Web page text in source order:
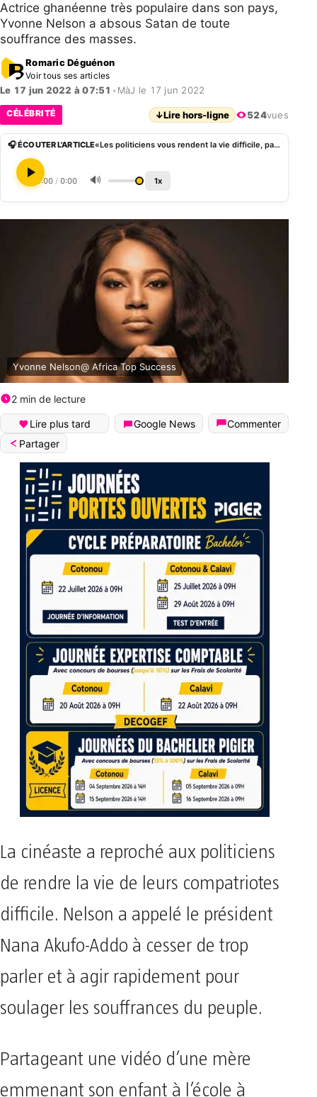
Actrice ghanéenne très populaire dans son pays,
Yvonne Nelson a absous Satan de toute
souffrance des masses.
Romaric Déguénon
Voir tous ses articles
Le 17 jun 2022 à 07:51 • MàJ le 17 jun 2022
CÉLÉBRITÉ ↓Lire hors-ligne 524vues
🎧 ÉCOUTER L'ARTICLE «Les politiciens vous rendent la vie difficile, pas Satan», l’actrice ghanéenne Yvonne Nelson
0:00 / 0:00 🔊 1x
Yvonne Nelson@ Africa Top Success
2 min de lecture
Lire plus tard Google News
Commenter
Partager
La cinéaste a reproché aux politiciens
de rendre la vie de leurs compatriotes
difficile. Nelson a appelé le président
Nana Akufo-Addo à cesser de trop
parler et à agir rapidement pour
soulager les souffrances du peuple.
Partageant une vidéo d’une mère
emmenant son enfant à l’école à